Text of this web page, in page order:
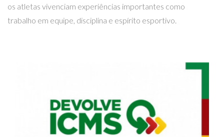
os atletas vivenciam experiências importantes como
trabalho em equipe, disciplina e espírito esportivo.